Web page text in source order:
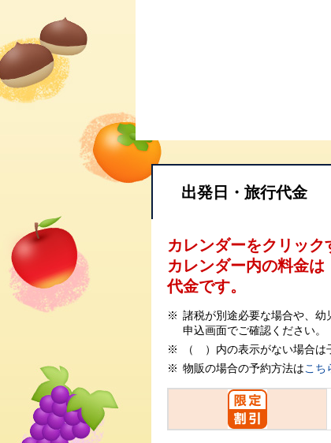
出発日・ 旅行代金
カレンダーをクリック
カレンダー内の料金は
代金です。
諸税が別途必要な場合や、幼
申込画面でご確認ください。
（ ）内の表示がない場合は
物販の場合の予約方法はこち